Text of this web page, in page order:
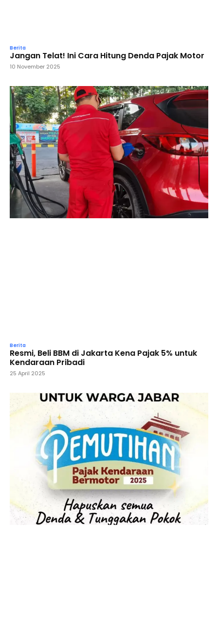
Berita
Jangan Telat! Ini Cara Hitung Denda Pajak Motor
10 November 2025
Berita
Resmi, Beli BBM di Jakarta Kena Pajak 5% untuk
Kendaraan Pribadi
25 April 2025